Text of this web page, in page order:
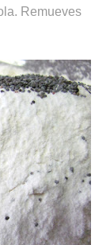
Remueves